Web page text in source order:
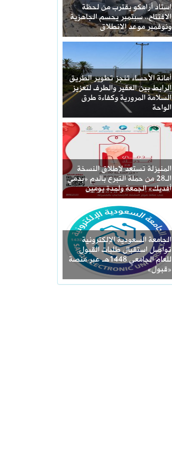
استاد أرامكو يقترب من لحظة
الافتتاح.. سبتمبر يحسم الجاهزية
ونوفمبر موعد الانطلاق
أمانة الأحساء تنجز تطوير الطريق
الرابط بين العقير والطرف لتعزيز
السلامة المرورية وكفاءة طرق
الواحة
المنيزلة تستعد لإطلاق النسخة
الـ28 من حملة التبرع بالدم «بدمي
أفديك» الجمعة ولمدة يومين
الجامعة السعودية الإلكترونية
تواصل استقبال طلبات القبول
للعام الجامعي 1448هـ عبر منصة
«قبول»